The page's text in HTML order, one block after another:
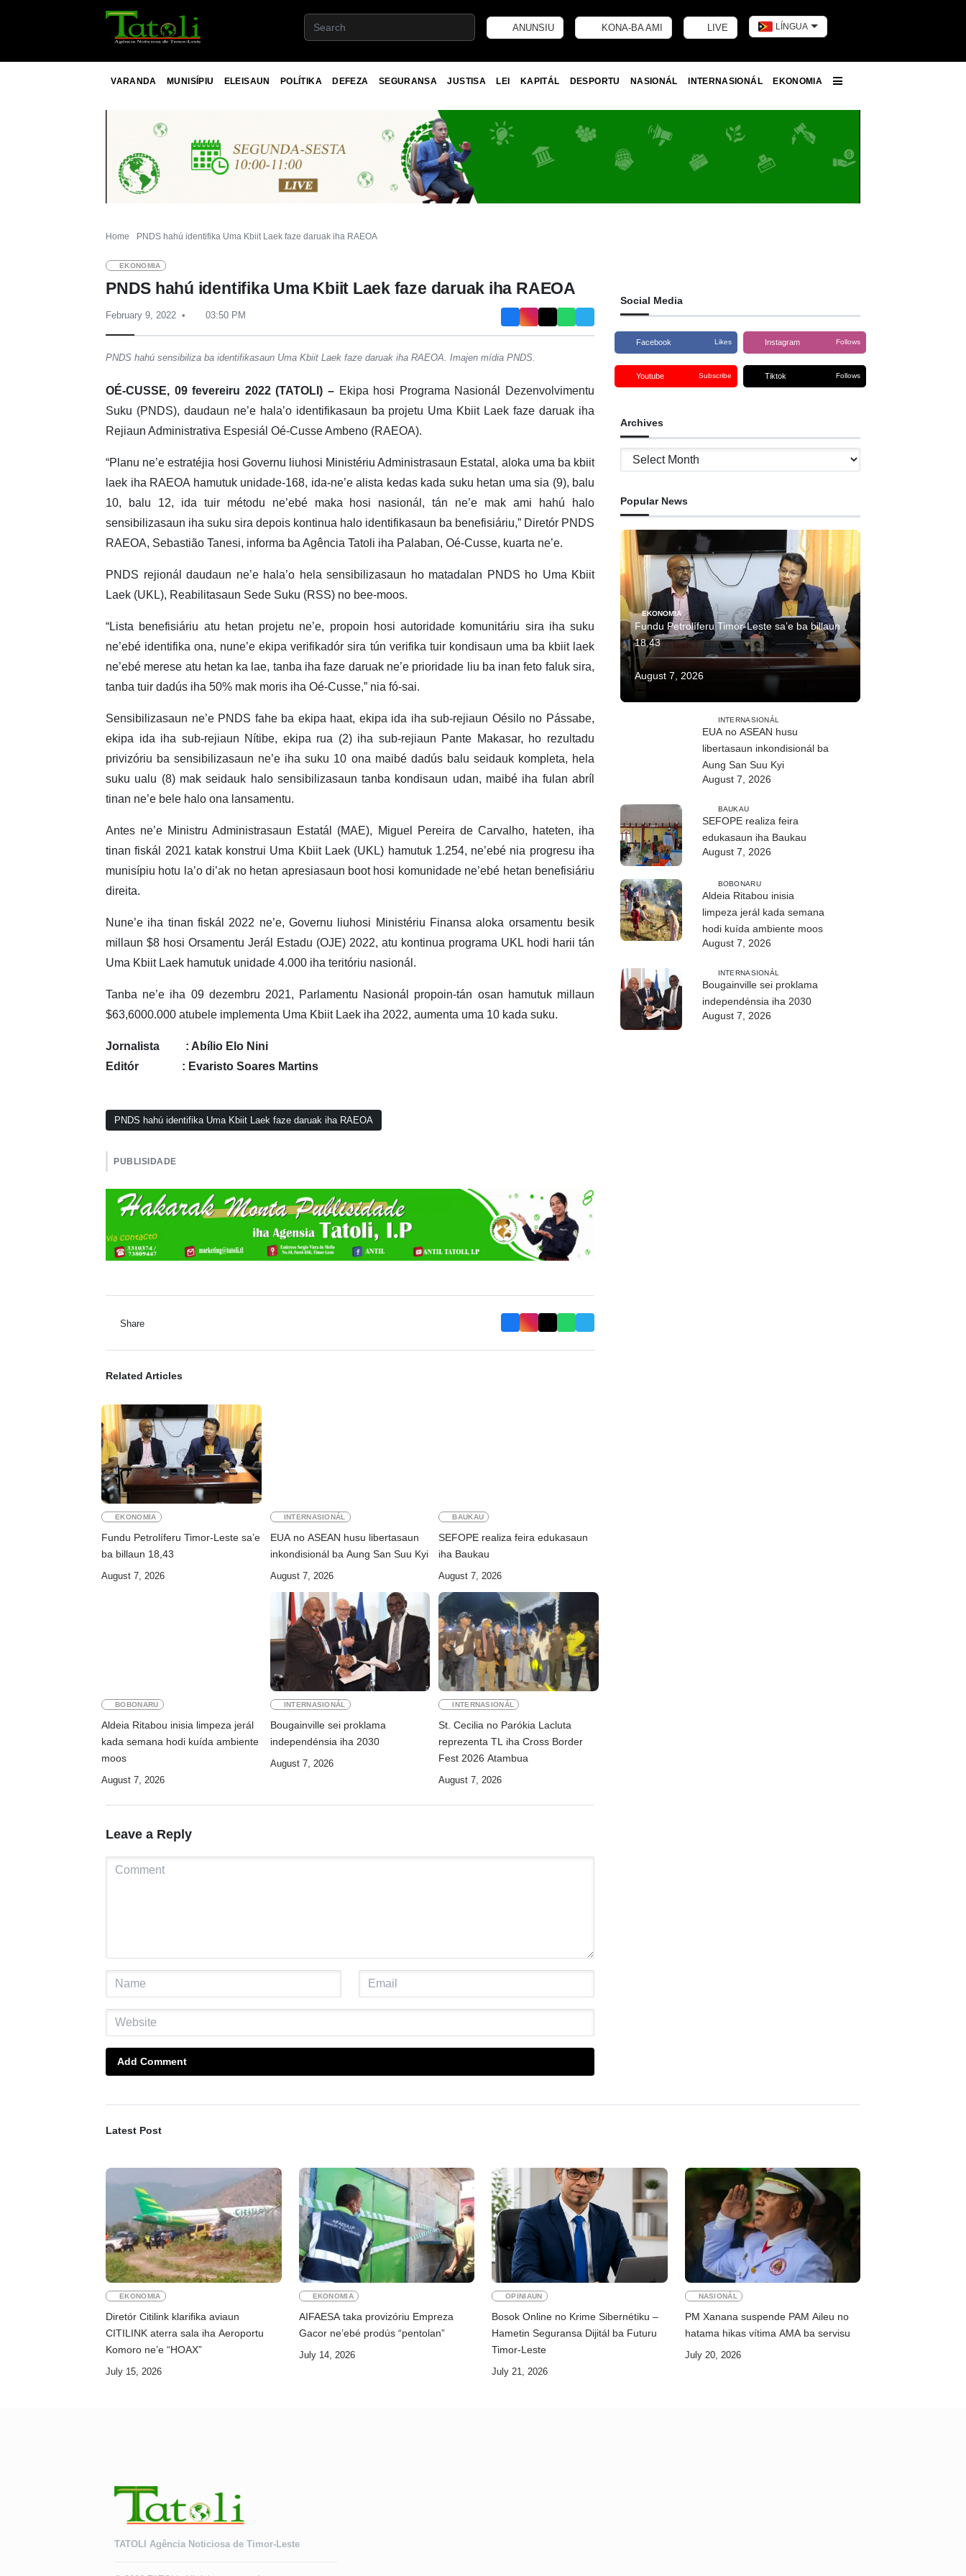
ANUNSIU KONA-BA AMI LIVE LÍNGUA
VARANDA MUNISÍPIU ELEISAUN POLÍTIKA DEFEZA SEGURANSA JUSTISA LEI KAPITÁL DESPORTU NASIONÁL INTERNASIONÁL
EKONOMIA
Home PNDS hahú identifika Uma Kbiit Laek faze daruak iha RAEOA
EKONOMIA
PNDS hahú identifika Uma Kbiit Laek faze daruak iha RAEOA
February 9, 2022 03:50 PM
PNDS hahú sensibiliza ba identifikasaun Uma Kbiit Laek faze daruak iha RAEOA. Imajen mídia PNDS.
OÉ-CUSSE, 09 fevereiru 2022 (TATOLI) – Ekipa hosi Programa Nasionál Dezenvolvimentu
Suku (PNDS), daudaun ne’e hala’o identifikasaun ba projetu Uma Kbiit Laek faze daruak iha
Rejiaun Administrativa Espesiál Oé-Cusse Ambeno (RAEOA).
“Planu ne’e estratéjia hosi Governu liuhosi Ministériu Administrasaun Estatal, aloka uma ba kbiit
laek iha RAEOA hamutuk unidade-168, ida-ne’e alista kedas kada suku hetan uma sia (9), balu
10, balu 12, ida tuir métodu ne’ebé maka hosi nasionál, tán ne’e mak ami hahú halo
sensibilizasaun iha suku sira depois kontinua halo identifikasaun ba benefisiáriu,” Diretór PNDS
RAEOA, Sebastião Tanesi, informa ba Agência Tatoli iha Palaban, Oé-Cusse, kuarta ne’e.
PNDS rejionál daudaun ne’e hala’o hela sensibilizasaun ho matadalan PNDS ho Uma Kbiit
Laek (UKL), Reabilitasaun Sede Suku (RSS) no bee-moos.
“Lista benefisiáriu atu hetan projetu ne’e, propoin hosi autoridade komunitáriu sira iha suku
ne’ebé identifika ona, nune’e ekipa verifikadór sira tún verifika tuir kondisaun uma ba kbiit laek
ne’ebé merese atu hetan ka lae, tanba iha faze daruak ne’e prioridade liu ba inan feto faluk sira,
tanba tuir dadús iha 50% mak moris iha Oé-Cusse,” nia fó-sai.
Sensibilizasaun ne’e PNDS fahe ba ekipa haat, ekipa ida iha sub-rejiaun Oésilo no Pássabe,
ekipa ida iha sub-rejiaun Nítibe, ekipa rua (2) iha sub-rejiaun Pante Makasar, ho rezultadu
privizóriu ba sensibilizasaun ne’e iha suku 10 ona maibé dadús balu seidauk kompleta, hela
suku ualu (8) mak seidauk halo sensibilizasaun tanba kondisaun udan, maibé iha fulan abríl
tinan ne’e bele halo ona lansamentu.
Antes ne’e Ministru Administrasaun Estatál (MAE), Miguel Pereira de Carvalho, hateten, iha
tinan fiskál 2021 katak konstrui Uma Kbiit Laek (UKL) hamutuk 1.254, ne’ebé nia progresu iha
munisípiu hotu la’o di’ak no hetan apresiasaun boot hosi komunidade ne’ebé hetan benefisiáriu
direita.
Nune’e iha tinan fiskál 2022 ne’e, Governu liuhosi Ministériu Finansa aloka orsamentu besik
millaun $8 hosi Orsamentu Jerál Estadu (OJE) 2022, atu kontinua programa UKL hodi harii tán
Uma Kbiit Laek hamutuk unidade 4.000 iha teritóriu nasionál.
Tanba ne’e iha 09 dezembru 2021, Parlamentu Nasionál propoin-tán osan hamutuk millaun
$63,6000.000 atubele implementa Uma Kbiit Laek iha 2022, aumenta uma 10 kada suku.
Jornalista : Abílio Elo Nini
Editór : Evaristo Soares Martins
PNDS hahú identifika Uma Kbiit Laek faze daruak iha RAEOA
PUBLISIDADE
Share
Related Articles
EKONOMIA
Fundu Petrolíferu Timor-Leste sa’e
ba billaun 18,43
August 7, 2026
INTERNASIONÁL
EUA no ASEAN husu libertasaun
inkondisionál ba Aung San Suu Kyi
August 7, 2026
BAUKAU
SEFOPE realiza feira edukasaun
iha Baukau
August 7, 2026
BOBONARU
Aldeia Ritabou inisia limpeza jerál
kada semana hodi kuída ambiente
moos
August 7, 2026
INTERNASIONÁL
Bougainville sei proklama
independénsia iha 2030
August 7, 2026
INTERNASIONÁL
St. Cecilia no Parókia Lacluta
reprezenta TL iha Cross Border
Fest 2026 Atambua
August 7, 2026
Leave a Reply
Add Comment
Social Media
Facebook Likes Instagram Follows
Youtube Subscribe Tiktok Follows
Archives
Archives
Popular News
EKONOMIA
Fundu Petrolíferu Timor-Leste sa’e ba billaun
18,43
August 7, 2026
INTERNASIONÁL
EUA no ASEAN husu
libertasaun inkondisionál ba
Aung San Suu Kyi
August 7, 2026
BAUKAU
SEFOPE realiza feira
edukasaun iha Baukau
August 7, 2026
BOBONARU
Aldeia Ritabou inisia
limpeza jerál kada semana
hodi kuída ambiente moos
August 7, 2026
INTERNASIONÁL
Bougainville sei proklama
independénsia iha 2030
August 7, 2026
Latest Post
EKONOMIA
Diretór Citilink klarifika aviaun
CITILINK aterra sala iha Aeroportu
Komoro ne’e “HOAX”
July 15, 2026
EKONOMIA
AIFAESA taka provizóriu Empreza
Gacor ne’ebé prodús “pentolan”
July 14, 2026
OPINIAUN
Bosok Online no Krime Sibernétiku –
Hametin Seguransa Dijitál ba Futuru
Timor-Leste
July 21, 2026
NASIONÁL
PM Xanana suspende PAM Aileu no
hatama hikas vítima AMA ba servisu
July 20, 2026
TATOLI Agência Noticiosa de Timor-Leste